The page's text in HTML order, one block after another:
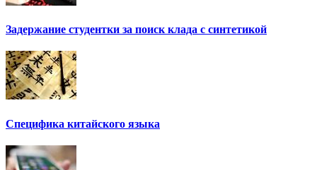
Задержание студентки за поиск клада с синтетикой
Специфика китайского языка